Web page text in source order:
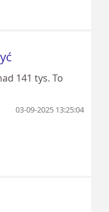
141 tys. To
03-09-2025 13:25:04